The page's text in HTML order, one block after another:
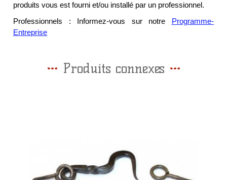
produits vous est fourni et/ou installé par un professionnel.
Professionnels : Informez-vous sur notre
Programme-
Entreprise
Produits connexes